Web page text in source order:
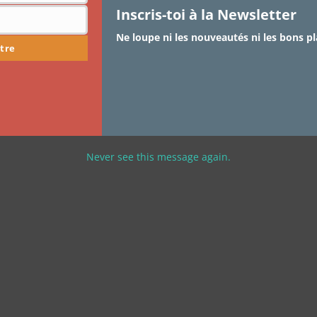
Inscris-toi à la Newsletter
Ne loupe ni les nouveautés ni les bons
Never see this message again.